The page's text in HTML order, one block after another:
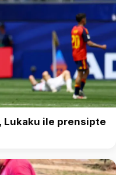
Lukaku ile prensipte